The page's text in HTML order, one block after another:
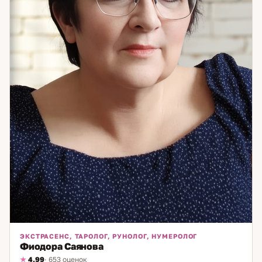
ЭКСТРАСЕНС, ТАРОЛОГ, РУНОЛОГ, НУМЕРОЛОГ
Фиодора Саянова
4,99· 653 оценок